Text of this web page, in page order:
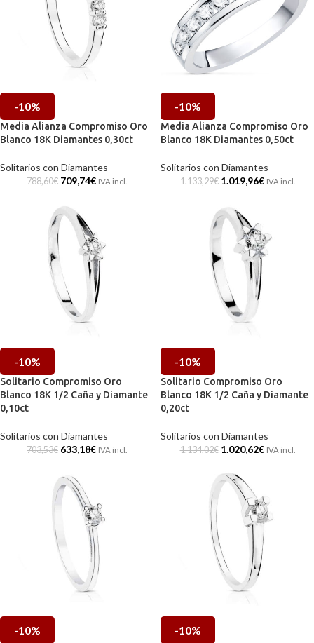
-10%
Media Alianza Compromiso Oro
Blanco 18K Diamantes 0,30ct
Solitarios con Diamantes
788,60€ 709,74€ IVA incl.
-10%
Media Alianza Compromiso Oro
Blanco 18K Diamantes 0,50ct
Solitarios con Diamantes
1.133,29€ 1.019,96€ IVA incl.
-10%
Solitario Compromiso Oro
Blanco 18K 1/2 Caña y Diamante
0,10ct
Solitarios con Diamantes
703,53€ 633,18€ IVA incl.
-10%
Solitario Compromiso Oro
Blanco 18K 1/2 Caña y Diamante
0,20ct
Solitarios con Diamantes
1.134,02€ 1.020,62€ IVA incl.
-10% -10%